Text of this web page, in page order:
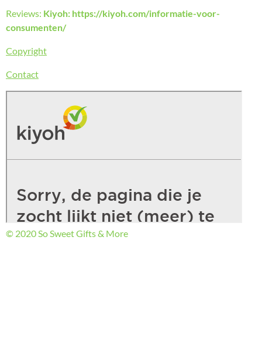
Reviews: Kiyoh: https://kiyoh.com/informatie-voor-
consumenten/
Copyright
Contact
© 2020 So Sweet Gifts & More